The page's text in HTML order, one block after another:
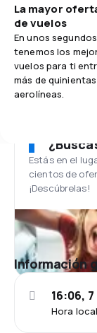
La mayor
de vuelos
En unos segundos
tenemos los
vuelos para ti
más de quinientas
aerolíneas.
Estás en el
cientos de
¡Descúbrelas!
Información
Hora
16:06,